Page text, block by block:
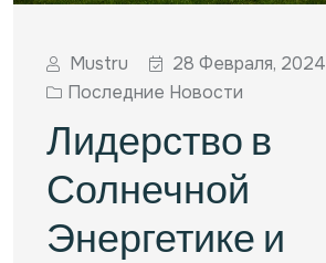
Mustru
28 Февраля, 2024
Последние Новости
Лидерство в
Солнечной
Энергетике и